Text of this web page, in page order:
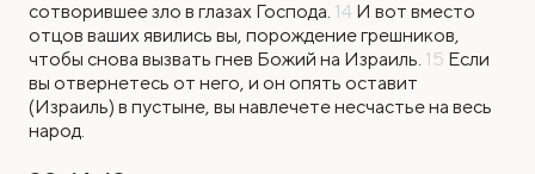
сотворившее зло в глазах Господа. 14 И вот вместо
отцов ваших явились вы, порождение грешников,
чтобы снова вызвать гнев Божий на Израиль. 15 Если
вы отвернетесь от него, и он опять оставит
(Израиль) в пустыне, вы навлечете несчастье на весь
народ.